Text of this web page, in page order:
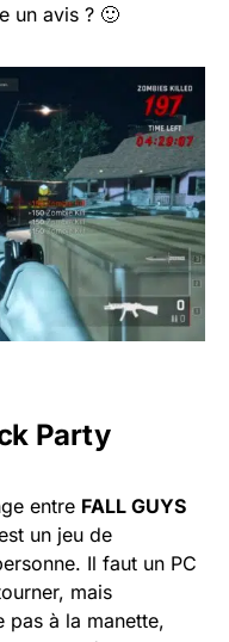
un avis ? 🙂
Party
entre FALL GUYS
un jeu de
Il faut un PC
mais
pas à la manette,